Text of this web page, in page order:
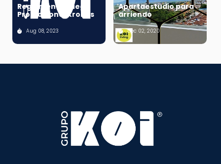
Reglamento Juego
Promocional Kronus
Aug 08, 2023
Apartaestudio para
arriendo
Dec 02, 2020